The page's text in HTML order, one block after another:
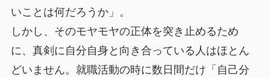
いことは何だろうか」。
しかし、そのモヤモヤの正体を突き止めるため
に、真剣に自分自身と向き合っている人はほとん
どいません。就職活動の時に数日間だけ「自己分